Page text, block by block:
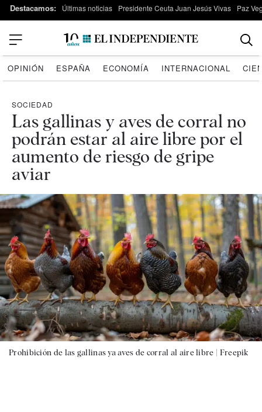
Destacamos: Últimas noticias Presidente Ceuta Juan Jesús Vivas Paz
OPINIÓN ESPAÑA ECONOMÍA INTERNACIONAL
SOCIEDAD
Las gallinas y aves de corral no
podrán estar al aire libre por el
aumento de riesgo de gripe
aviar
Prohibición de las gallinas ya aves de corral al aire libre | Freepik